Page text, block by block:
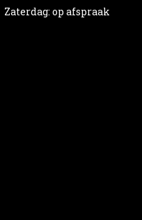
Zaterdag: op afspraak